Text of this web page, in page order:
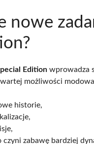
nowe
Edition wprowadza
możliwości
historie,
czyni zabawę bardziej